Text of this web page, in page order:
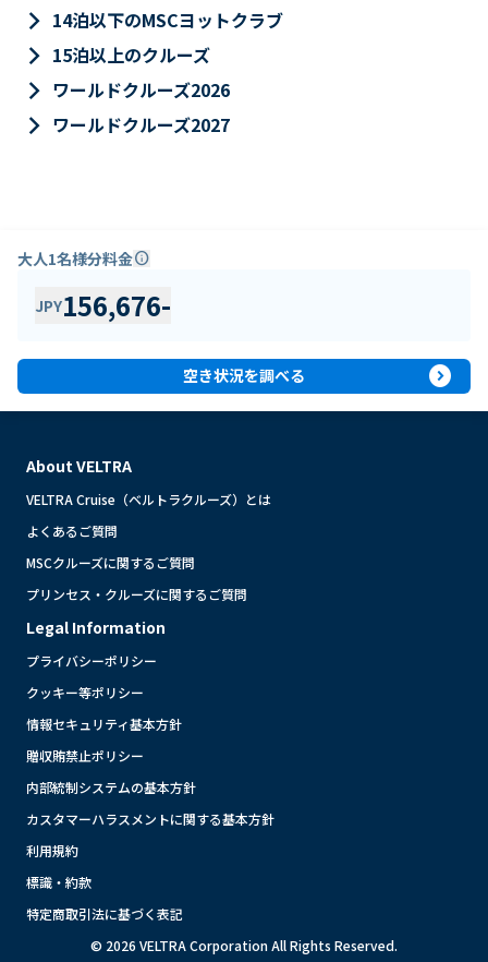
keyboard_arrow_right 14泊以下のMSCヨットクラブ
keyboard_arrow_right 15泊以上のクルーズ
keyboard_arrow_right ワールドクルーズ2026
keyboard_arrow_right ワールドクルーズ2027
大人1名様分料金info
JPY156,676-
空き状況を調べる expand_circle_right
About VELTRA
VELTRA Cruise（ベルトラクルーズ）とは
よくあるご質問
MSCクルーズに関するご質問
プリンセス・クルーズに関するご質問
Legal Information
プライバシーポリシー
クッキー等ポリシー
情報セキュリティ基本方針
贈収賄禁止ポリシー
内部統制システムの基本方針
カスタマーハラスメントに関する基本方針
利用規約
標識・約款
特定商取引法に基づく表記
© 2026 VELTRA Corporation All Rights Reserved.